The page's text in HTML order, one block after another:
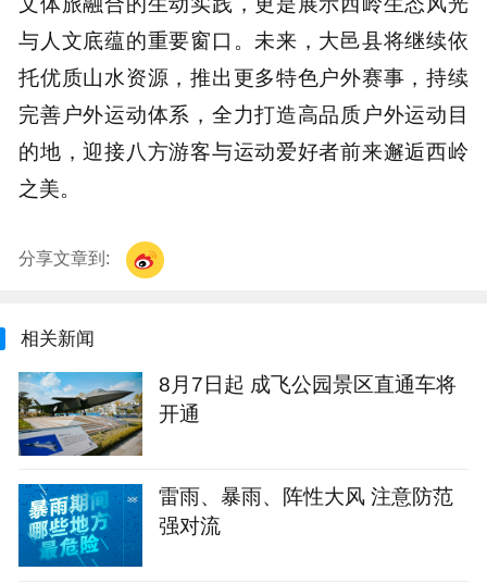
与人文底蕴的重要窗口。未来，大邑县将继续依
托优质山水资源，推出更多特色户外赛事，持续
完善户外运动体系，全力打造高品质户外运动目
的地，迎接八方游客与运动爱好者前来邂逅西岭
之美。
分享文章到:
相关新闻
8月7日起 成飞公园景区直通车将
开通
雷雨、暴雨、阵性大风 注意防范
强对流